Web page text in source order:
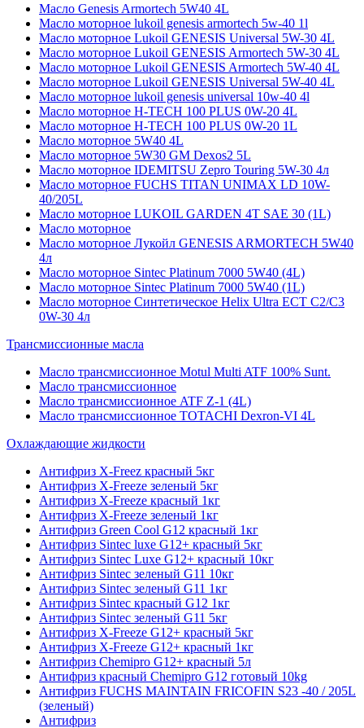
Масло Genesis Armortech 5W40 4L
Масло моторное lukoil genesis armortech 5w-40 1l
Масло моторное Lukoil GENESIS Universal 5W-30 4L
Масло моторное Lukoil GENESIS Armortech 5W-30 4L
Масло моторное Lukoil GENESIS Armortech 5W-40 4L
Масло моторное Lukoil GENESIS Universal 5W-40 4L
Масло моторное lukoil genesis universal 10w-40 4l
Масло моторное H-TECH 100 PLUS 0W-20 4L
Масло моторное H-TECH 100 PLUS 0W-20 1L
Масло моторное 5W40 4L
Масло моторное 5W30 GM Dexos2 5L
Масло моторное IDEMITSU Zepro Touring 5W-30 4л
Масло моторное FUCHS TITAN UNIMAX LD 10W-
40/205L
Масло моторное LUKOIL GARDEN 4Т SAE 30 (1L)
Масло моторное
Масло моторное Лукойл GENESIS ARMORTECH 5W40
4л
Масло моторное Sintec Platinum 7000 5W40 (4L)
Масло моторное Sintec Platinum 7000 5W40 (1L)
Масло моторное Синтетическое Helix Ultra ECT C2/C3
0W-30 4л
Трансмиссионные масла
Масло трансмиссионное Motul Multi ATF 100% Sunt.
Масло трансмиссионное
Масло трансмиссионное ATF Z-1 (4L)
Масло трансмиссионное TOTACHI Dexron-VI 4L
Охлаждающие жидкости
Антифриз X-Freez красный 5кг
Антифриз X-Freeze зеленый 5кг
Антифриз X-Freeze красный 1кг
Антифриз X-Freeze зеленый 1кг
Антифриз Green Cool G12 красный 1кг
Антифриз Sintec luxe G12+ красный 5кг
Антифриз Sintec Luxe G12+ красный 10кг
Антифриз Sintec зеленый G11 10кг
Антифриз Sintec зеленый G11 1кг
Антифриз Sintec красный G12 1кг
Антифриз Sintec зеленый G11 5кг
Антифриз X-Freeze G12+ красный 5кг
Антифриз X-Freeze G12+ красный 1кг
Антифриз Chemipro G12+ красный 5л
Антифриз красный Chemipro G12 готовый 10kg
Антифриз FUCHS MAINTAIN FRICOFIN S23 -40 / 205L
(зеленый)
Антифриз